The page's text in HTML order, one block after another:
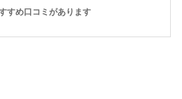
すめ口コミがあります